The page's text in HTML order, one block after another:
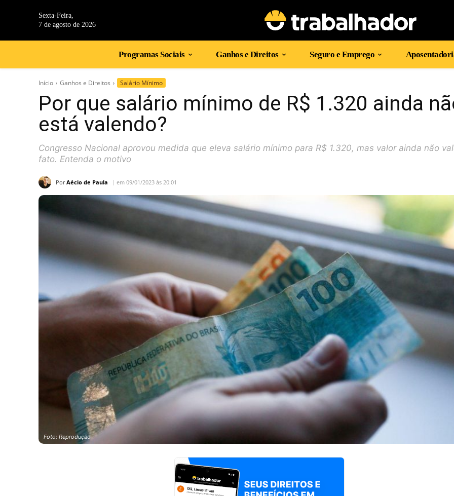
Sexta-Feira,
7 de agosto de 2026
Programas Sociais Ganhos e Direitos Seguro e Emprego
Início Ganhos e Direitos Salário Mínimo
Por que salário mínimo de R$ 1.320 ainda
está valendo?
Congresso Nacional aprovou medida que eleva salário mínimo para R$ 1.320, mas valor ainda não
fato. Entenda o motivo
Por Aécio de Paula em 09/01/2023 às 20:01
Foto: Reprodução